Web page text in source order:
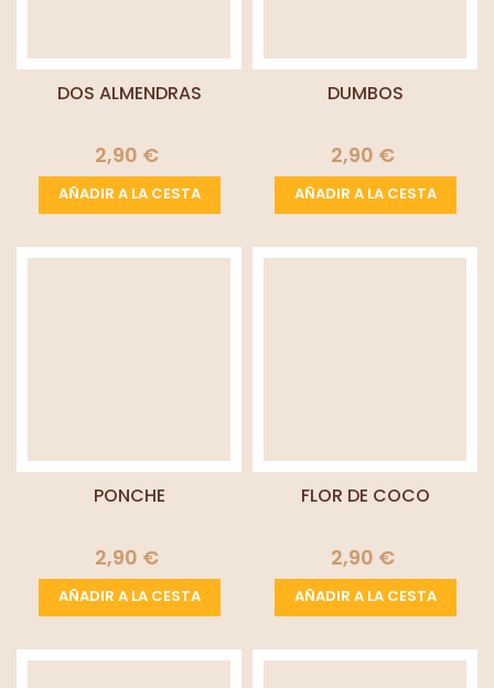
DOS ALMENDRAS
2,90 €
AÑADIR A LA CESTA
DUMBOS
2,90 €
AÑADIR A LA CESTA
PONCHE
2,90 €
AÑADIR A LA CESTA
FLOR DE COCO
2,90 €
AÑADIR A LA CESTA